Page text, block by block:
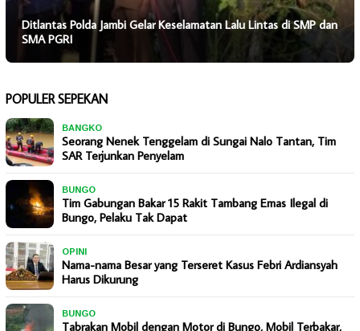
Ditlantas Polda Jambi Gelar Keselamatan Lalu Lintas di SMP dan
SMA PGRI
POPULER SEPEKAN
BANGKO
Seorang Nenek Tenggelam di Sungai Nalo Tantan, Tim
SAR Terjunkan Penyelam
BUNGO
Tim Gabungan Bakar 15 Rakit Tambang Emas Ilegal di
Bungo, Pelaku Tak Dapat
OPINI
Nama-nama Besar yang Terseret Kasus Febri Ardiansyah
Harus Dikurung
BUNGO
Tabrakan Mobil dengan Motor di Bungo, Mobil Terbakar,